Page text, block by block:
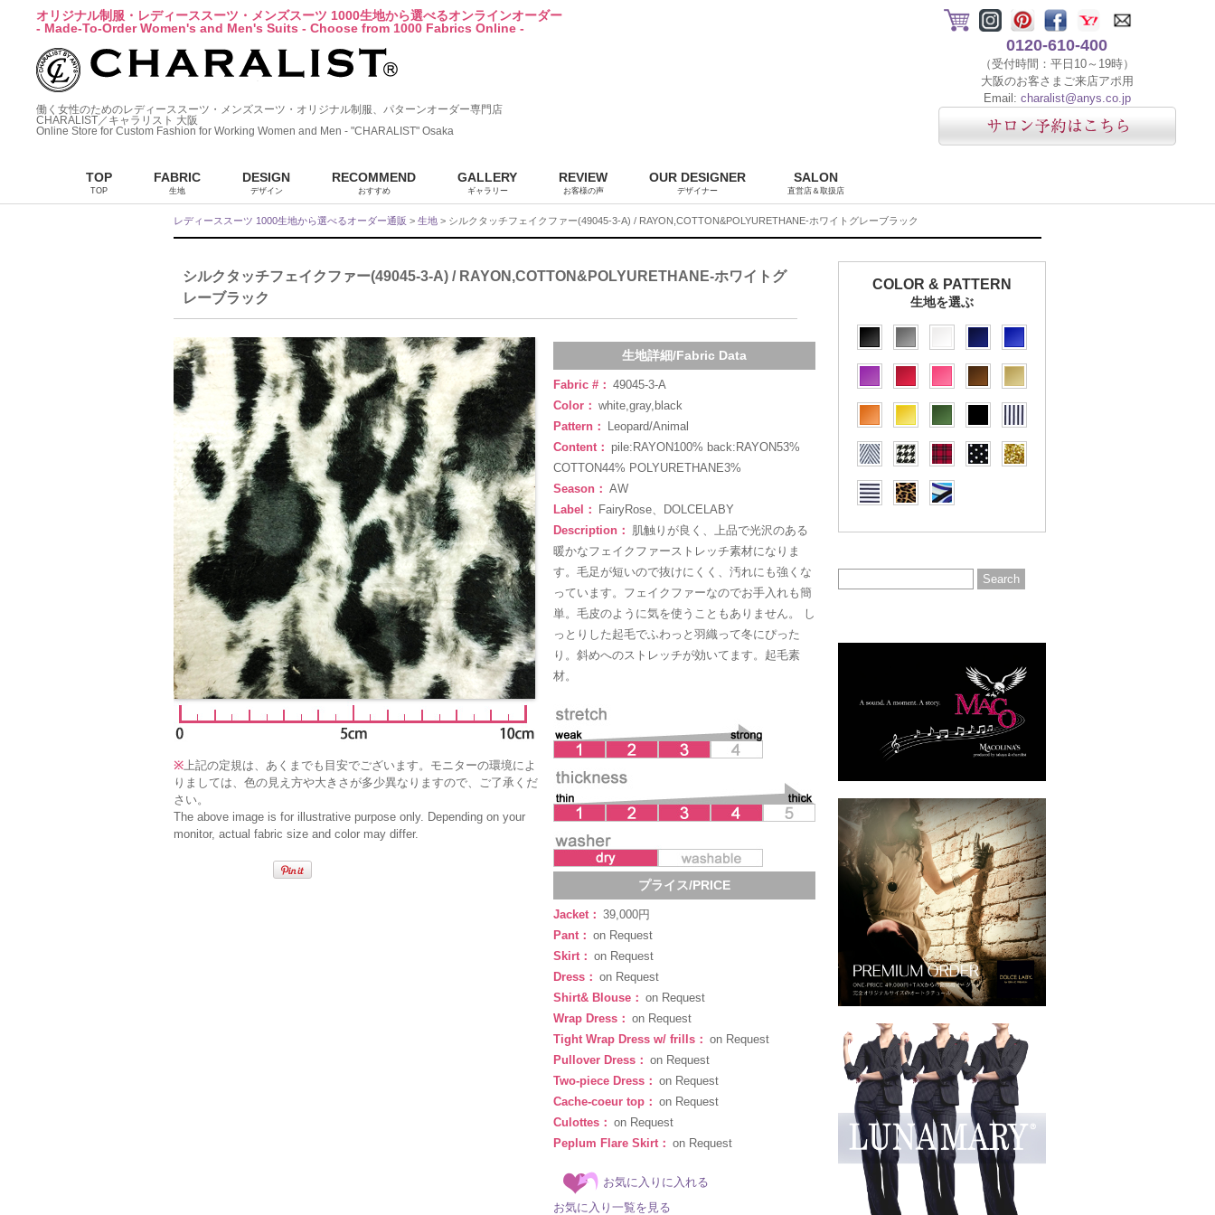
オリジナル制服・レディーススーツ・メンズスーツ 1000生地から選べるオンラインオーダー
- Made-To-Order Women's and Men's Suits - Choose from 1000 Fabrics Online -
働く女性のためのレディーススーツ・メンズスーツ・オリジナル制服、パターンオーダー専門店
CHARALIST／キャラリスト 大阪
Online Store for Custom Fashion for Working Women and Men - "CHARALIST" Osaka
0120-610-400
（受付時間：平日10～19時）
大阪のお客さまご来店アポ用
Email: charalist@anys.co.jp
TOP
TOP
FABRIC
生地
DESIGN
デザイン
RECOMMEND
おすすめ
GALLERY
ギャラリー
REVIEW
お客様の声
OUR DESIGNER
デザイナー
SALON
直営店＆取扱店
レディーススーツ 1000生地から選べるオーダー通販 > 生地 > シルクタッチフェイクファー(49045-3-A) / RAYON,COTTON&POLYURETHANE-ホワイトグレーブラック
シルクタッチフェイクファー(49045-3-A) / RAYON,COTTON&POLYURETHANE-ホワイトグ
レーブラック
※上記の定規は、あくまでも目安でございます。モニターの環境によ
りましては、色の見え方や大きさが多少異なりますので、ご了承くだ
さい。
The above image is for illustrative purpose only. Depending on your
monitor, actual fabric size and color may differ.
生地詳細/Fabric Data
Fabric #： 49045-3-A
Color： white,gray,black
Pattern：
Leopard/Animal
Content： pile:RAYON100% back:RAYON53%
COTTON44% POLYURETHANE3%
Season： AW
Label：
FairyRose、DOLCELABY
Description： 肌触りが良く、上品で光沢のある
暖かなフェイクファーストレッチ素材になりま
す。毛足が短いので抜けにくく、汚れにも強くな
っています。フェイクファーなのでお手入れも簡
単。毛皮のように気を使うこともありません。 し
っとりした起毛でふわっと羽織って冬にぴった
り。斜めへのストレッチが効いてます。起毛素
材。
プライス/PRICE
Jacket： 39,000円
Pant： on Request
Skirt： on Request
Dress： on Request
Shirt& Blouse： on Request
Wrap Dress： on Request
Tight Wrap Dress w/ frills： on Request
Pullover Dress： on Request
Two-piece Dress： on Request
Cache-coeur top： on Request
Culottes： on Request
Peplum Flare Skirt： on Request
お気に入りに入れる
お気に入り一覧を見る
COLOR & PATTERN
生地を選ぶ